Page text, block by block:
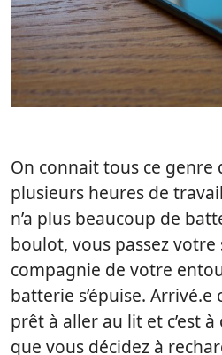
On connait tous ce genre
plusieurs heures de
n’a plus beaucoup de
boulot, vous passez votre
compagnie de votre
batterie s’épuise. Arrivé.e
prêt à aller au lit et c’est
que vous décidez à